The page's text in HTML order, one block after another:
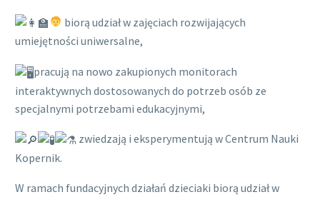
‍ biorą udział w zajęciach rozwijających
umiejętności uniwersalne,
pracują na nowo zakupionych monitorach
interaktywnych dostosowanych do potrzeb osób ze
specjalnymi potrzebami edukacyjnymi,
zwiedzają i eksperymentują w Centrum Nauki
Kopernik.
W ramach fundacyjnych działań dzieciaki biorą udział w